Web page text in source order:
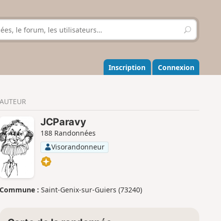
R
e
h
e
r
r
Inscription Connexion
JCParavy
188 Randonnées
Visorandonneur
: Saint-Genix-sur-Guiers (73240)